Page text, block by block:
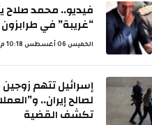
فيديو.. محمد صلاح
“غريبة” في طرابزون
الخميس 06 أغسطس 10:18 م
إسرائيل تتهم
لصالح إيران..
تكشف القضية